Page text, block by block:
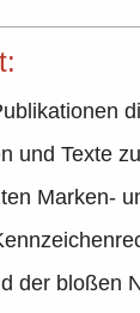
und Texte
Marken-
der bloßen